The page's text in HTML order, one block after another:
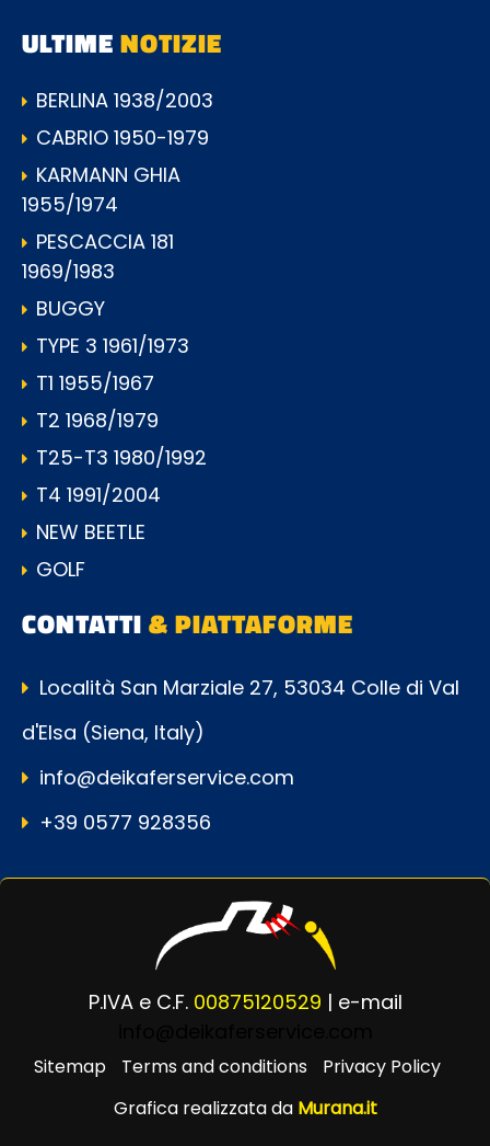
ULTIMENOTIZIE
BERLINA 1938/2003
CABRIO 1950-1979
KARMANN GHIA
1955/1974
PESCACCIA 181
1969/1983
BUGGY
TYPE 3 1961/1973
T1 1955/1967
T2 1968/1979
T25-T3 1980/1992
T4 1991/2004
NEW BEETLE
GOLF
CONTATTI& PIATTAFORME
Località San Marziale 27, 53034 Colle di Val
d'Elsa (Siena, Italy)
info@deikaferservice.com
+39 0577 928356
P.IVA e C.F. 00875120529 | e-mail
Sitemap Terms and conditions
Privacy Policy
Grafica realizzata da Murana.it
Powered byPassepartout